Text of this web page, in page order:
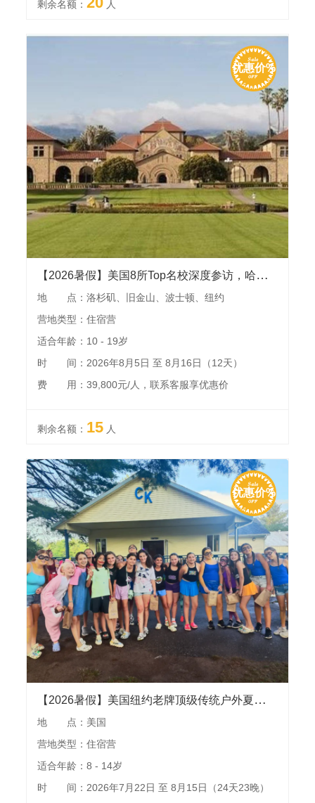
剩余名额： 人
优惠价%
【2026暑假】美国8所Top名校深度参访，哈佛大学、耶鲁大学、斯坦福大学、麻省理工学院、哥伦比亚大学、南加州大学和UCLA
地 点：洛杉矶、旧金山、波士顿、纽约
营地类型：住宿营
适合年龄：10 - 19岁
时 间：2026年8月5日 至 8月16日（12天）
费 用：39,800元/人，联系客服享优惠价
剩余名额： 15 人
优惠价%
【2026暑假】美国纽约老牌顶级传统户外夏令营 l 美国中产家庭95%的超高复购率，全英文环境下中美孩子同吃同住一起运动！
地 点：美国
营地类型：住宿营
适合年龄：8 - 14岁
时 间：2026年7月22日 至 8月15日（24天23晚）